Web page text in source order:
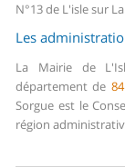
N°13 de L'isle sur
Les
La Mairie de
département de 84
Sorgue est le
région